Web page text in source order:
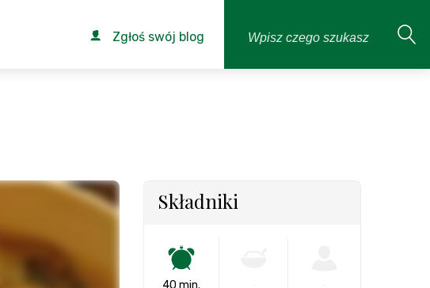
Zgłoś swój blog
Składniki
40 min.